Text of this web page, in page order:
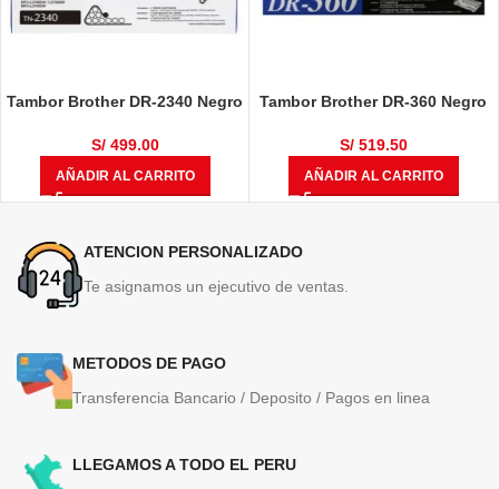
Tambor Brother DR-2340 Negro
S/499.00
AÑADIR AL CARRITO
Tambor Brother DR-360 Negro
S/519.50
AÑADIR AL CARRITO
ATENCION PERSONALIZADO
Te asignamos un ejecutivo de ventas.
METODOS DE PAGO
Transferencia Bancario / Deposito / Pagos en linea
LLEGAMOS A TODO EL PERU